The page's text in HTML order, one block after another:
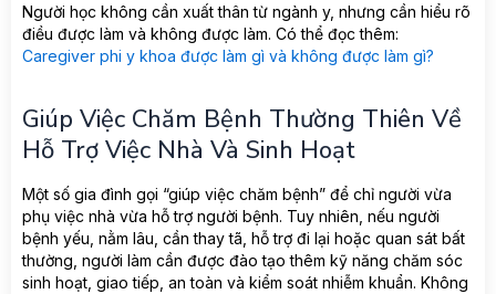
Người học không cần xuất thân từ ngành y, nhưng cần hiểu rõ
điều được làm và không được làm. Có thể đọc thêm:
Caregiver phi y khoa được làm gì và không được làm gì?
Giúp Việc Chăm Bệnh Thường Thiên Về
Hỗ Trợ Việc Nhà Và Sinh Hoạt
Một số gia đình gọi “giúp việc chăm bệnh” để chỉ người vừa
phụ việc nhà vừa hỗ trợ người bệnh. Tuy nhiên, nếu người
bệnh yếu, nằm lâu, cần thay tã, hỗ trợ đi lại hoặc quan sát bất
thường, người làm cần được đào tạo thêm kỹ năng chăm sóc
sinh hoạt, giao tiếp, an toàn và kiểm soát nhiễm khuẩn. Không